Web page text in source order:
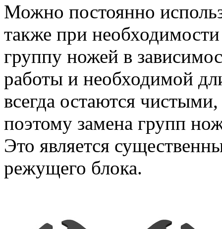
Можно постоянно
также при
группу ножей в
работы и необходимой
всегда остаются
поэтому замена групп
Это является
режущего блока.